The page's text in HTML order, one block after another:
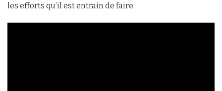
les efforts qu’il est entrain de faire.